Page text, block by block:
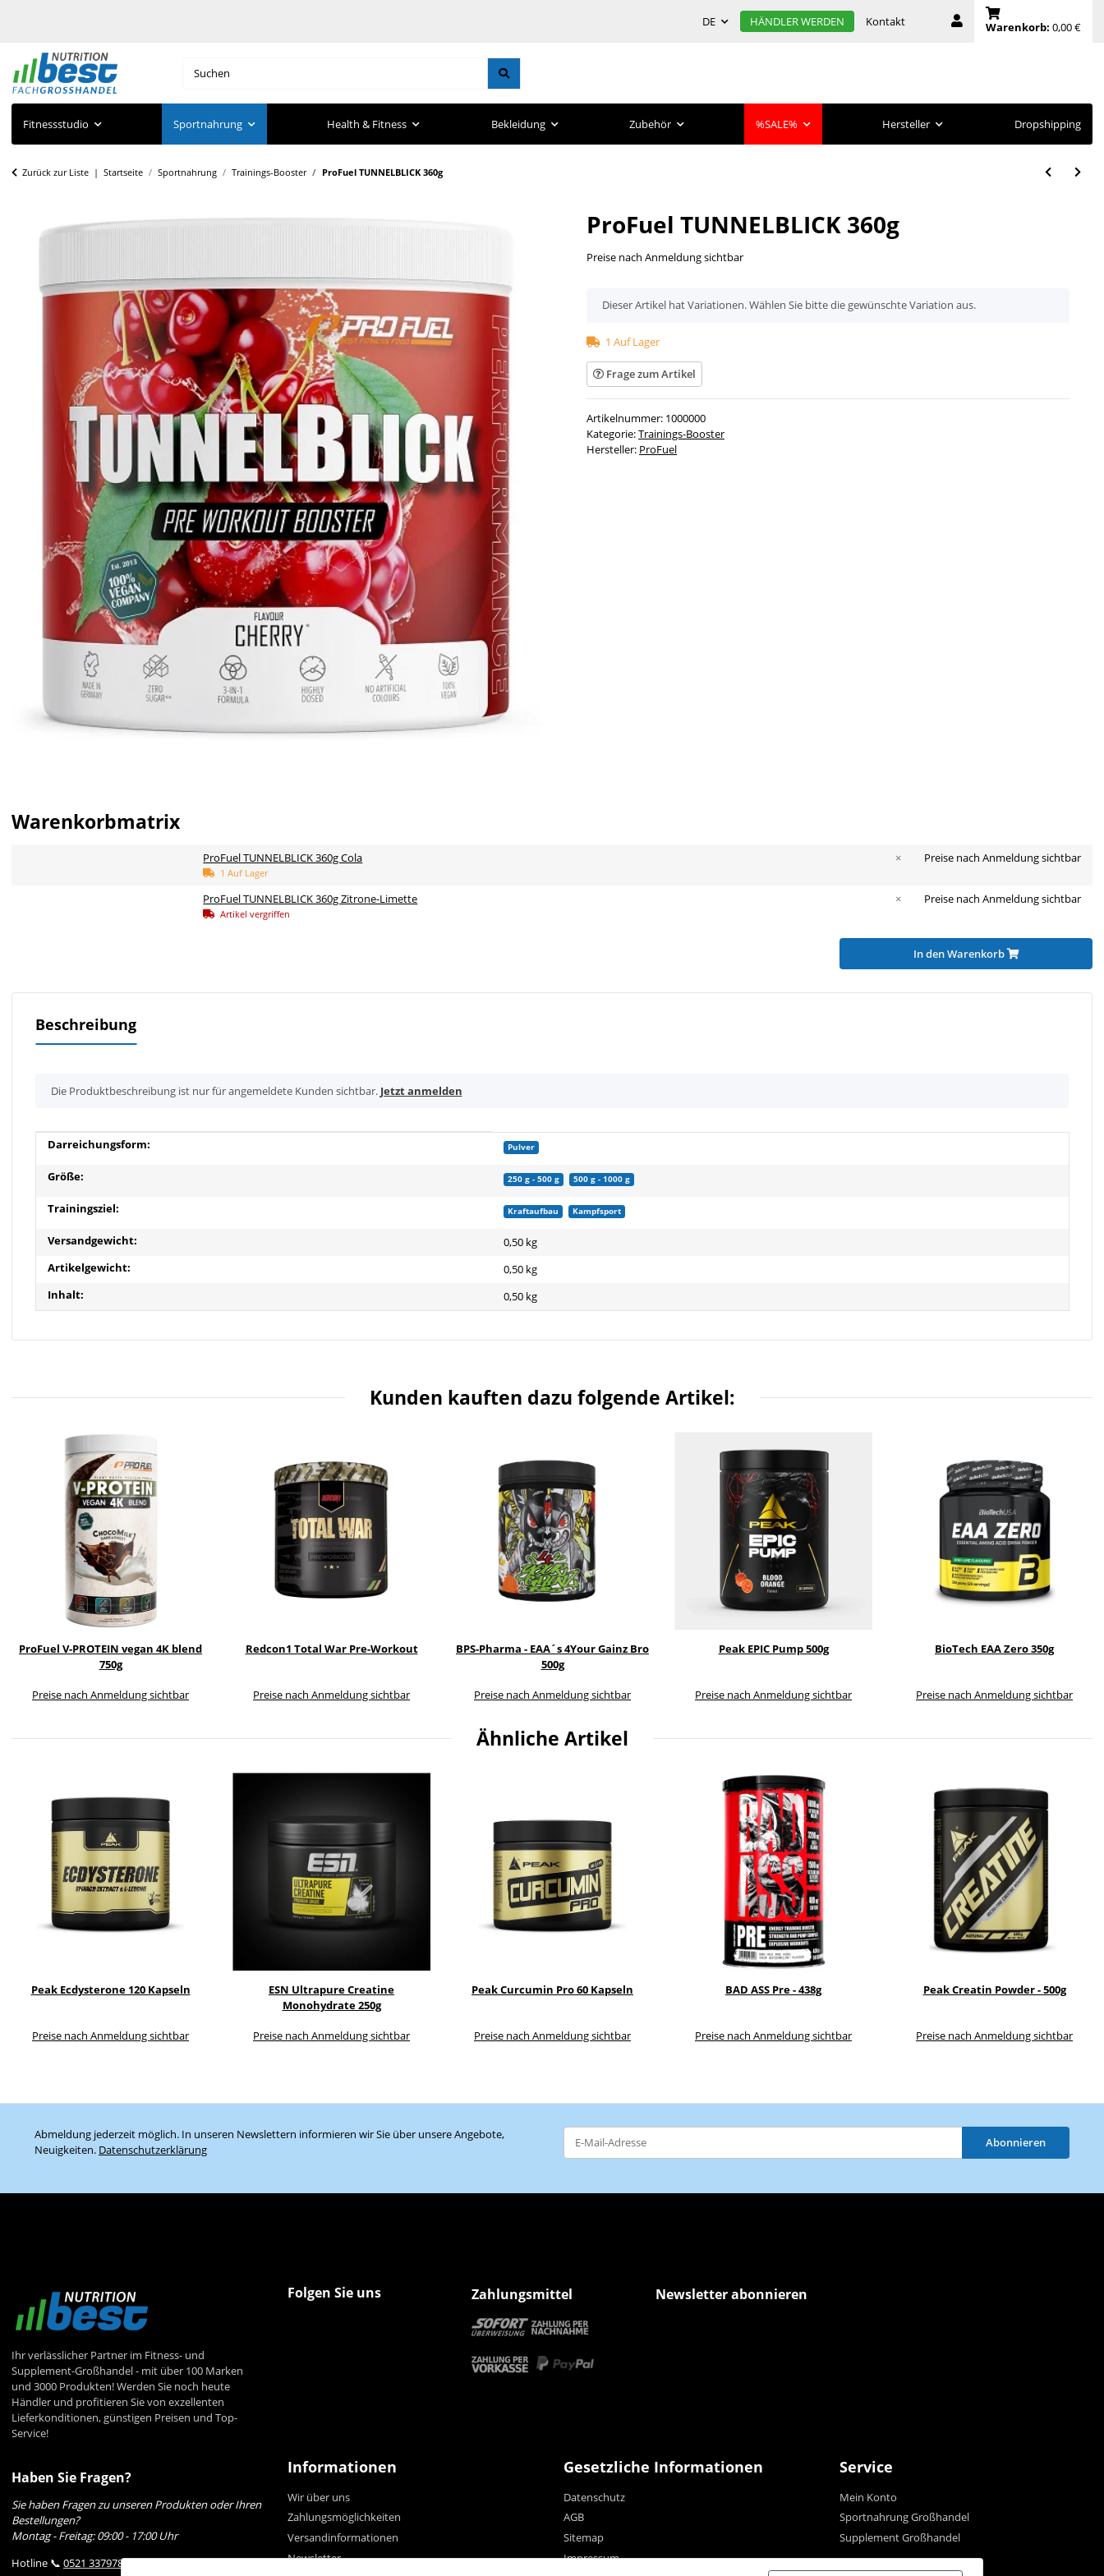
DE HÄNDLER WERDEN Kontakt Warenkorb: 0,00 €
Fitnessstudio Sportnahrung Health & Fitness Bekleidung Zubehör %SALE% Hersteller Dropshipping
Zurück zur Liste Startseite Sportnahrung Trainings-Booster ProFuel TUNNELBLICK 360g
ProFuel TUNNELBLICK 360g
Preise nach Anmeldung sichtbar
x
Dieser Artikel hat Variationen. Wählen Sie bitte die gewünschte Variation aus.
1 Auf Lager
Frage zum Artikel
Artikelnummer: 1000000
Kategorie:Trainings-Booster
Hersteller: ProFuel
Warenkorbmatrix
ProFuel TUNNELBLICK 360g Cola
1 Auf Lager
× Preise nach Anmeldung sichtbar
ProFuel TUNNELBLICK 360g Zitrone-Limette
Artikel vergriffen
× Preise nach Anmeldung sichtbar
In den Warenkorb
Beschreibung
x
Die Produktbeschreibung ist nur für angemeldete Kunden sichtbar. Jetzt anmelden
Produkteigenschaft
Wert
Darreichungsform: Pulver
Größe: 250 g - 500 g 500 g - 1000 g
Trainingsziel: Kraftaufbau Kampfsport
Versandgewicht:
0,50 kg
Artikelgewicht:
0,50 kg
Inhalt:
0,50 kg
Kunden kauften dazu folgende Artikel:
ProFuel V-PROTEIN vegan 4K blend
750g
Preise nach Anmeldung sichtbar
Redcon1 Total War Pre-Workout
Preise nach Anmeldung sichtbar
BPS-Pharma - EAA´s 4Your Gainz Bro
500g
Preise nach Anmeldung sichtbar
Peak EPIC Pump 500g
Preise nach Anmeldung sichtbar
BioTech EAA Zero 350g
Preise nach Anmeldung sichtbar
Ähnliche Artikel
Peak Ecdysterone 120 Kapseln
Preise nach Anmeldung sichtbar
ESN Ultrapure Creatine
Monohydrate 250g
Preise nach Anmeldung sichtbar
Peak Curcumin Pro 60 Kapseln
Preise nach Anmeldung sichtbar
BAD ASS Pre - 438g
Preise nach Anmeldung sichtbar
Peak Creatin Powder - 500g
Preise nach Anmeldung sichtbar
Abmeldung jederzeit möglich. In unseren Newslettern informieren wir Sie über unsere Angebote,
Neuigkeiten. Datenschutzerklärung
Abonnieren
Ihr verlässlicher Partner im Fitness- und
Supplement-Großhandel - mit über 100 Marken
und 3000 Produkten! Werden Sie noch heute
Händler und profitieren Sie von exzellenten
Lieferkonditionen, günstigen Preisen und Top-
Service!
Folgen Sie uns Zahlungsmittel Newsletter abonnieren
Haben Sie Fragen?
Sie haben Fragen zu unseren Produkten oder Ihren
Bestellungen?
Montag - Freitag: 09:00 - 17:00 Uhr
Hotline 📞 0521 33797807
Informationen
Wir über uns
Zahlungsmöglichkeiten
Versandinformationen
Newsletter
Gesetzliche Informationen
Datenschutz
AGB
Sitemap
Impressum
Service
Mein Konto
Sportnahrung Großhandel
Supplement Großhandel